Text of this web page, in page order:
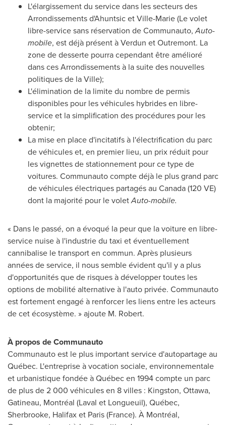
L'élargissement du service dans les secteurs des
Arrondissements d'Ahuntsic etVille-Marie(Le volet
libre-service sans réservation de Communauto,Auto-
mobile, est déjà présent àVerdun etOutremont. La
zone de desserte pourra cependant être amélioré
dans ces Arrondissements à la suite des nouvelles
politiques de la Ville);
L'élimination de la limite du nombre de permis
disponibles pour les véhicules hybrides en libre-
service et la simplification des procédures pour les
obtenir;
La mise en place d'incitatifs à l'électrification du parc
de véhicules et, en premier lieu, un prix réduit pour
les vignettes de stationnement pour ce type de
voitures. Communauto compte déjà le plus grand parc
de véhicules électriques partagés au Canada(120 VE)
dont la majorité pour le voletAuto-mobile.
« Dans le passé, on a évoqué la peur que la voiture en libre-
service nuise à l'industrie du taxi et éventuellement
cannibalise le transport en commun. Après plusieurs
années de service, il nous semble évident qu'il y a plus
d'opportunités que de risques à développer toutes les
options de mobilité alternative à l'auto privée. Communauto
est fortement engagé à renforcer les liens entre les acteurs
de cet écosystème. » ajoute M. Robert.
À propos de Communauto
Communauto est le plus important service d'autopartage au
Québec. L'entreprise à vocation sociale, environnementale
et urbanistique fondée à Québec en 1994 compte un parc
de plus de 2 000 véhicules en 8 villes : Kingston, Ottawa,
Gatineau, Montréal (Laval et Longueuil), Québec,
Sherbrooke, Halifaxet Paris (France). À Montréal,